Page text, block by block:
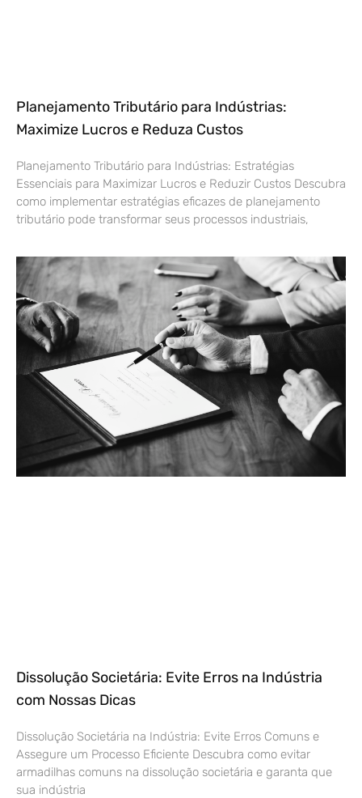
Planejamento Tributário para Indústrias:
Maximize Lucros e Reduza Custos
Planejamento Tributário para Indústrias: Estratégias
Essenciais para Maximizar Lucros e Reduzir Custos Descubra
como implementar estratégias eficazes de planejamento
tributário pode transformar seus processos industriais,
Dissolução Societária: Evite Erros na Indústria
com Nossas Dicas
Dissolução Societária na Indústria: Evite Erros Comuns e
Assegure um Processo Eficiente Descubra como evitar
armadilhas comuns na dissolução societária e garanta que
sua indústria